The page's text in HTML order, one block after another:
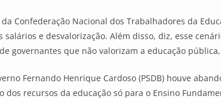
Confederação Nacional dos Trabalhadores da
salários e desvalorização. Além disso, diz, esse
governantes que não valorizam a educação
Fernando Henrique Cardoso (PSDB) houve
dos recursos da educação só para o Ensino